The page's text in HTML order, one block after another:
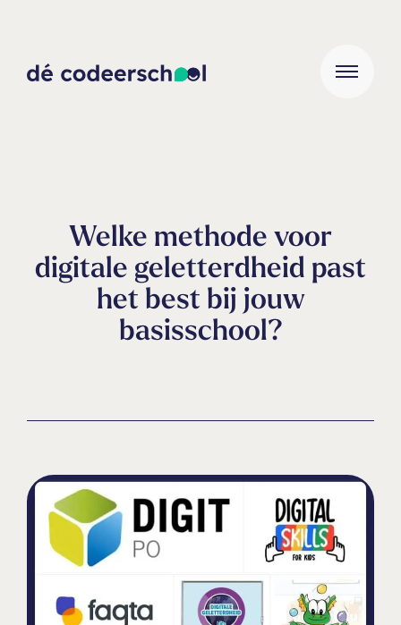
Welke methode voor
digitale geletterdheid past
het best bij jouw
basisschool?